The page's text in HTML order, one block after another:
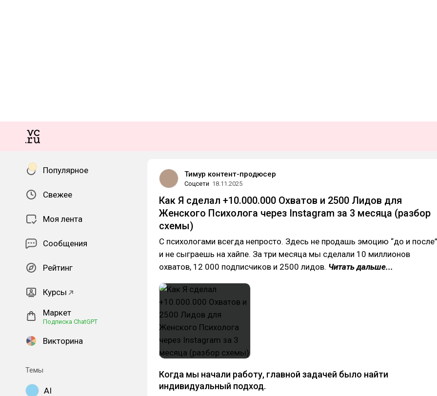
Популярное
Свежее
Моя лента
Сообщения
Рейтинг
Курсы
Маркет
Подписка ChatGPT
Викторина
Темы
AI
Тимур контент-продюсер
Соцсети 18.11.2025
Как Я сделал +10.000.000 Охватов и 2500 Лидов для
Женского Психолога через Instagram за 3 месяца (разбор
схемы)
С психологами всегда непросто. Здесь не продашь эмоцию “до и
и не сыграешь на хайпе. За три месяца мы сделали 10 миллионов
охватов, 12 000 подписчиков и 2500 лидов. Читать дальше...
Когда мы начали работу, главной задачей было найти
индивидуальный подход.